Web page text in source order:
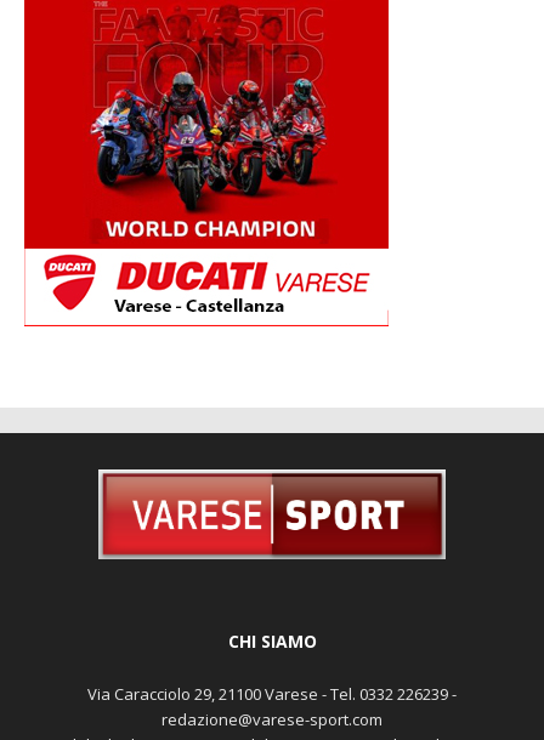
redazione@varese-sport.com
Aut. del trib. di Varese n. 345 del 09-02-1979 - Prodotto da Sunrise